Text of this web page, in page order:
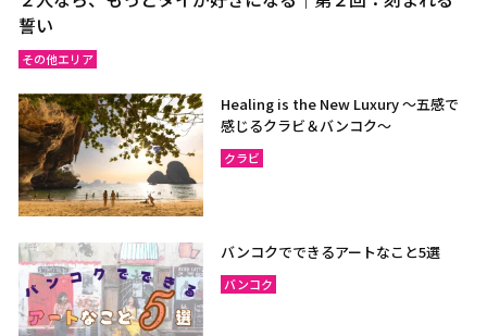
誓い
その他エリア
Healing is the New Luxury ～五感で
感じるクラビ＆バンコク～
クラビ
バンコクでできるアートなこと5選
バンコク